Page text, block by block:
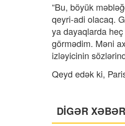
“Bu, böyük
qeyri-adi olacaq.
ya dayaqlarda
görmədim. Məni
izləyicinin
Qeyd edək ki,
DİGƏR